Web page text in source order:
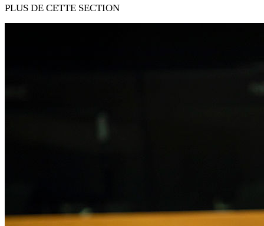
PLUS DE CETTE SECTION